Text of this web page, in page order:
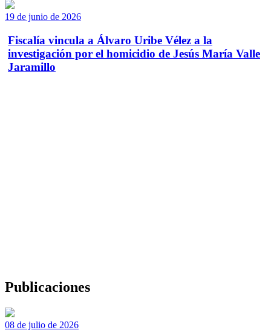
19 de junio de 2026
Fiscalía vincula a Álvaro Uribe Vélez a la
investigación por el homicidio de Jesús María Valle
Jaramillo
Publicaciones
08 de julio de 2026